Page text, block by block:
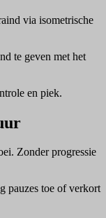
via isometrische
te geven met het
en piek.
Zonder progressie
pauzes toe of verkort